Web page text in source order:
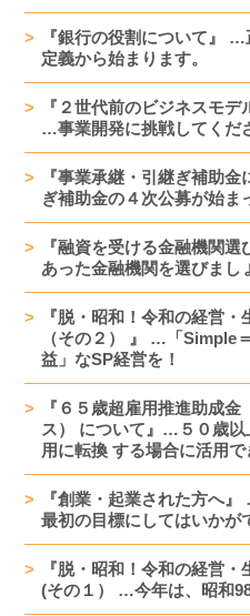
『銀行の役割について』
定義から始まります。
『２世代前のビジネスモデ
…事業開発に挑戦してくだ
『事業承継・引継ぎ補助
ぎ補助金の４次公募が始ま
『融資を受ける金融機関
あった金融機関を選びまし
『脱・昭和！令和の経営・
（その２） 』 …「Simple
益」なSP経営を！
『６５歳超雇用推進助成
ス） について』…５０歳
用に転換 する場合に活用で
『創業・起業された方へ
最初の目標にしてはいかが
『脱・昭和！令和の経営・
(その１） …今年は、昭和